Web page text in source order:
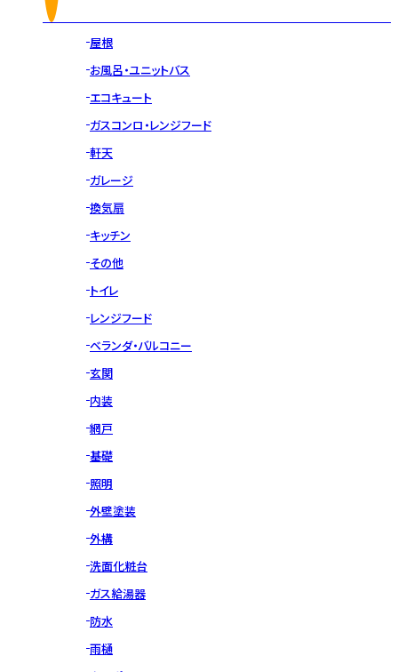
屋根
お風呂・ユニットバス
エコキュート
ガスコンロ・レンジフード
軒天
ガレージ
換気扇
キッチン
その他
トイレ
レンジフード
ベランダ・バルコニー
玄関
内装
網戸
基礎
照明
外壁塗装
外構
洗面化粧台
ガス給湯器
防水
雨樋